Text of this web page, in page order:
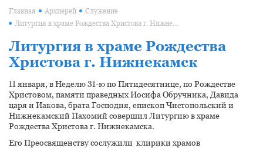
Главная Архиерей Служение
Литургия в храме Рождества Христова г. Нижнекамск
Литургия в храме Рождества
Христова г. Нижнекамск
11 января, в Неделю 31-ю по Пятидесятнице, по Рождестве
Христовом, памяти праведных Иосифа Обручника, Давида
царя и Иакова, брата Господня, епископ Чистопольский и
Нижнекамский Пахомий совершил Литургию в храме
Рождества Христова г. Нижнекамска.
Его Преосвященству сослужили клирики храмов